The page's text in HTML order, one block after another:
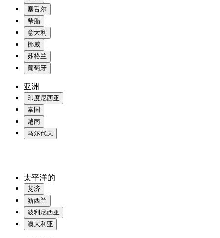
塞舌尔
希腊
意大利
挪威
苏格兰
葡萄牙
亚洲
印度尼西亚
泰国
越南
马尔代夫
太平洋的
斐济
新西兰
波利尼西亚
澳大利亚